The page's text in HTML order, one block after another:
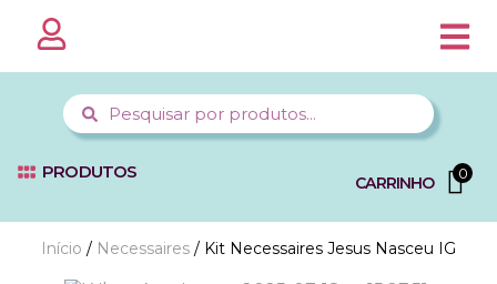
PRODUTOS
CARRINHO 0
Início / Necessaires / Kit Necessaires Jesus Nasceu IG